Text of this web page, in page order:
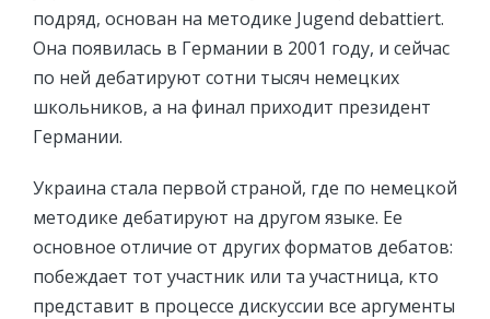
подряд, основан на методике Jugend debattiert.
Она появилась в Германии в 2001 году, и сейчас
по ней дебатируют сотни тысяч немецких
школьников, а на финал приходит президент
Германии.
Украина стала первой страной, где по немецкой
методике дебатируют на другом языке. Ее
основное отличие от других форматов дебатов:
побеждает тот участник или та участница, кто
представит в процессе дискуссии все аргументы